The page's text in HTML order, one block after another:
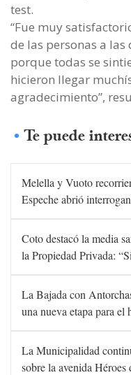
test.
“Fue muy
de las personas a
porque todas se
hicieron llegar
agradecimiento”,
Te puede
Melella y Vuoto
Espeche abrió
Coto destacó la media
la Propiedad Privada:
La Bajada con
una nueva etapa para el
La Municipalidad
sobre la avenida